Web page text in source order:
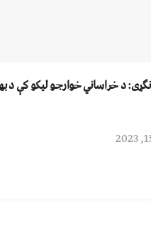
د خراساني خوارجو لیکو کې د